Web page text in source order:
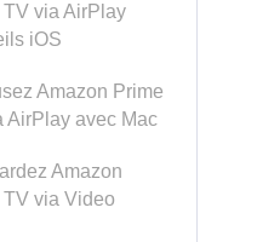
TV via AirPlay
iOS
Amazon Prime
AirPlay avec Mac
Amazon
TV via Video